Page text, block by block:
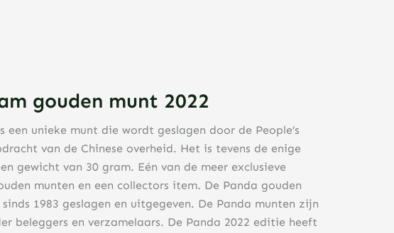
gouden munt 2022
een unieke munt die wordt geslagen door de People’s
van de Chinese overheid. Het is tevens de enige
gewicht van 30 gram. Eén van de meer exclusieve
munten en een collectors item. De Panda gouden
1983 geslagen en uitgegeven. De Panda munten zijn
beleggers en verzamelaars. De Panda 2022 editie heeft